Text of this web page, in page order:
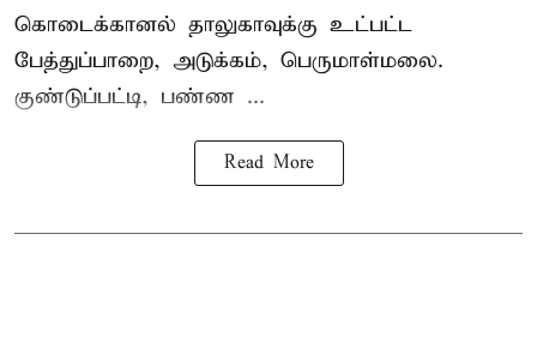
கொடைக்கானல் தாலுகாவுக்கு உட்பட்ட
பேத்துப்பாறை, அடுக்கம், பெருமாள்மலை.
குண்டுப்பட்டி, பண்ண ...
Read More